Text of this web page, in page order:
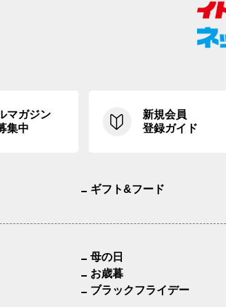
マガジン
集中
新規会員
登録ガイド
ギフト&フード
母の日
お歳暮
ブラックフライデー